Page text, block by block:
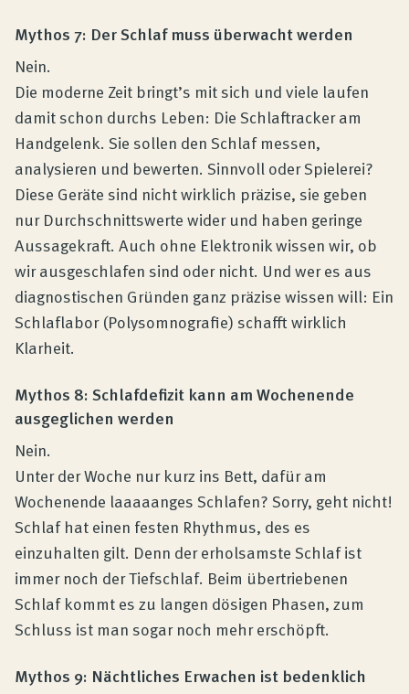
Mythos 7: Der Schlaf muss überwacht werden
Nein.
Die moderne Zeit bringt’s mit sich und viele laufen
damit schon durchs Leben: Die Schlaftracker am
Handgelenk. Sie sollen den Schlaf messen,
analysieren und bewerten. Sinnvoll oder Spielerei?
Diese Geräte sind nicht wirklich präzise, sie geben
nur Durchschnittswerte wider und haben geringe
Aussagekraft. Auch ohne Elektronik wissen wir, ob
wir ausgeschlafen sind oder nicht. Und wer es aus
diagnostischen Gründen ganz präzise wissen will: Ein
Schlaflabor (Polysomnografie) schafft wirklich
Klarheit.
Mythos 8: Schlafdefizit kann am Wochenende
ausgeglichen werden
Nein.
Unter der Woche nur kurz ins Bett, dafür am
Wochenende laaaaanges Schlafen? Sorry, geht nicht!
Schlaf hat einen festen Rhythmus, des es
einzuhalten gilt. Denn der erholsamste Schlaf ist
immer noch der Tiefschlaf. Beim übertriebenen
Schlaf kommt es zu langen dösigen Phasen, zum
Schluss ist man sogar noch mehr erschöpft.
Mythos 9: Nächtliches Erwachen ist bedenklich